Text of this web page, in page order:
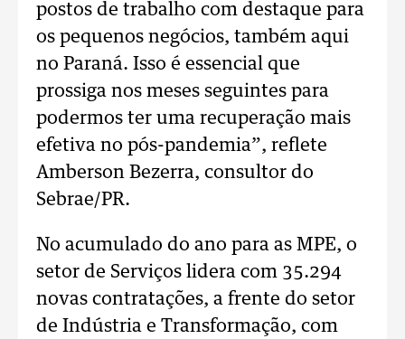
postos de trabalho com destaque para
os pequenos negócios, também aqui
no Paraná. Isso é essencial que
prossiga nos meses seguintes para
podermos ter uma recuperação mais
efetiva no pós-pandemia”, reflete
Amberson Bezerra, consultor do
Sebrae/PR.
No acumulado do ano para as MPE, o
setor de Serviços lidera com 35.294
novas contratações, a frente do setor
de Indústria e Transformação, com